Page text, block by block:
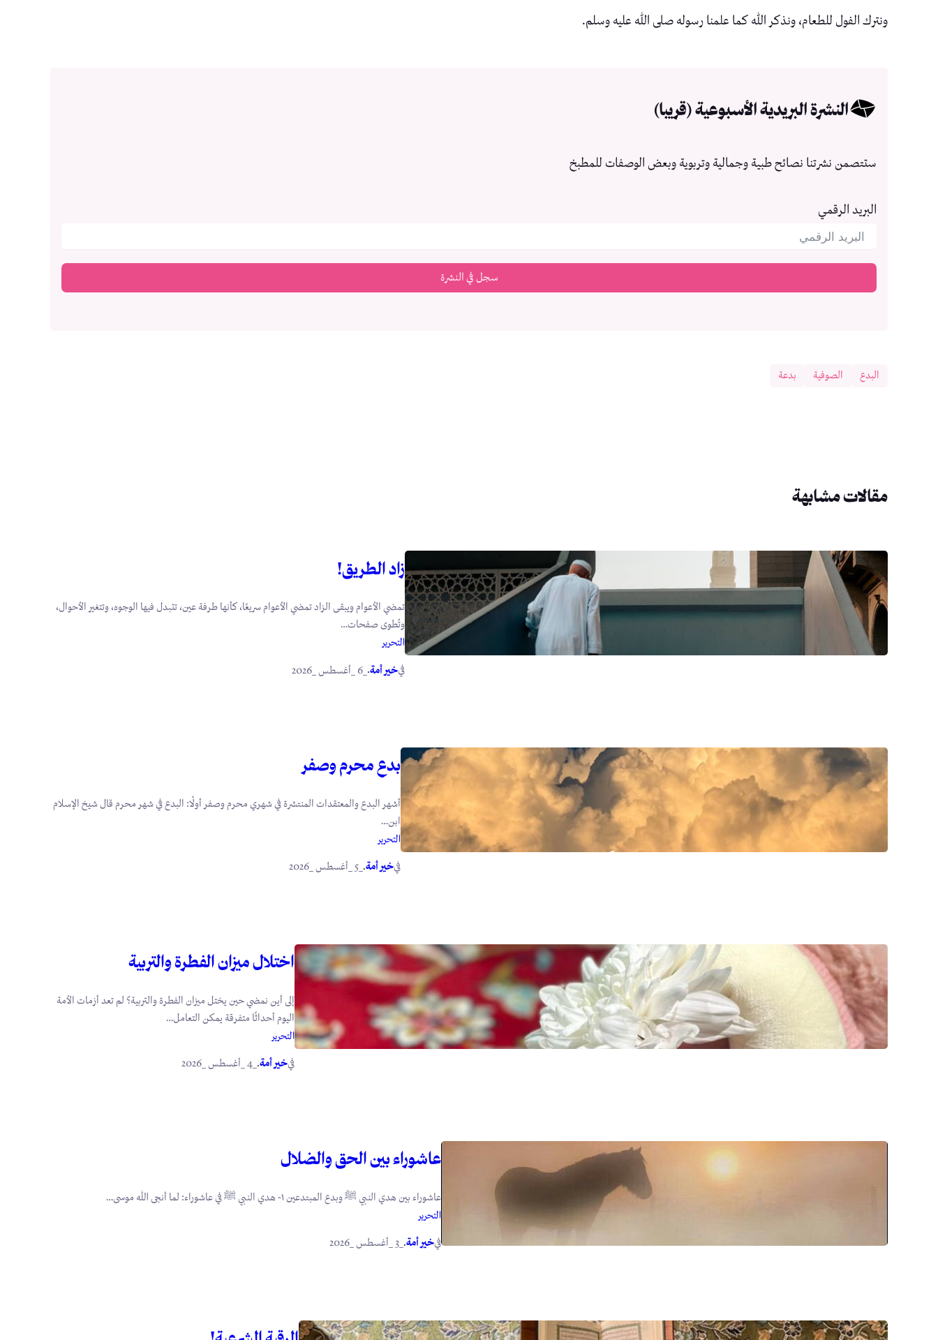
ونترك الفول للطعام، ونذكر الله كما علمنا رسوله صلى الله عليه وسلم.
النشرة البريدية الأسبوعية (قريبا)
ستتصمن نشرتنا نصائح طبية وجمالية وتربوية وبعض الوصفات للمطبخ
البريد الرقمي
سجل في النشرة
البدع الصوفية بدعة
مقالات مشابهة
زاد الطريق!
تمضي الأعوام ويبقى الزاد تمضي الأعوام سريعًا، كأنها طرفة عين، تتبدل فيها الوجوه، وتتغير الأحوال،
وتُطوى صفحات…
التحرير
فيخير أمة. _6 _أغسطس _2026
بدع محرم وصفر
أشهر البدع والمعتقدات المنتشرة في شهري محرم وصفر أولًا: البدع في شهر محرم قال شيخ الإسلام
ابن…
التحرير
فيخير أمة.
اختلال ميزان الفطرة والتربية
إلى أين نمضي حين يختل ميزان الفطرة والتربية؟ لم تعد أزمات الأمة
اليوم أحداثًا متفرقة يمكن التعامل…
التحرير
فيخير أمة.
عاشوراء بين الحق والضلال
عاشوراء بين هدي النبي ﷺ وبدع المبتدعين ١- هدي النبي ﷺ في عاشوراء: لما أنجى الله موسى…
التحرير
فيخير أمة.